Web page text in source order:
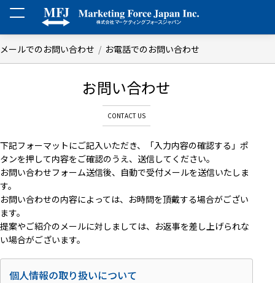
メールでのお問い合わせ お電話でのお問い合わせ
お問い合わせ
下記フォーマットにご記入いただき、「入力内容の確認する」ポ
タンを押して内容をご確認のうえ、送信してください。
お問い合わせフォーム送信後、自動で受付メールを送信いたしま
す。
お問い合わせの内容によっては、お時問を頂戴する場合がござい
ます。
提案やご紹介のメールに対しましては、お返事を差し上げられな
い場合がございます。
個人情報の取り扱いについて